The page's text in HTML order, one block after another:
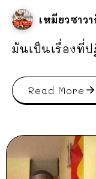
เหมียวซาวา
มันเป็นเรื่องที่ป
Read More